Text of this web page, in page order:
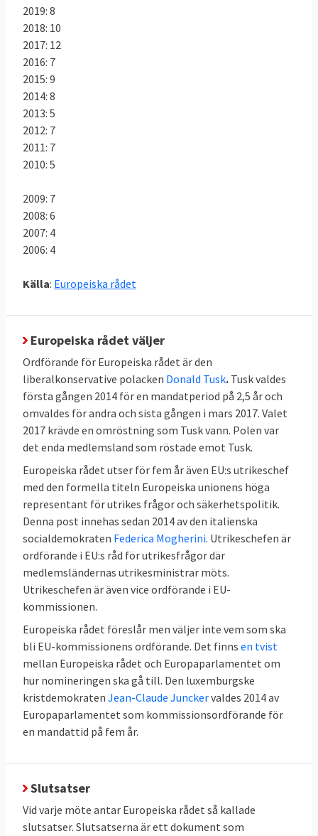
2019: 8
2018: 10
2017: 12
2016: 7
2015: 9
2014: 8
2013: 5
2012: 7
2011: 7
2010: 5
2009: 7
2008: 6
2007: 4
2006: 4
Källa: Europeiska rådet
Europeiska rådet väljer
Ordförande för Europeiska rådet är den
liberalkonservative polacken Donald Tusk. Tusk valdes
första gången 2014 för en mandatperiod på 2,5 år och
omvaldes för andra och sista gången i mars 2017. Valet
2017 krävde en omröstning som Tusk vann. Polen var
det enda medlemsland som röstade emot Tusk.
Europeiska rådet utser för fem år även EU:s utrikeschef
med den formella titeln Europeiska unionens höga
representant för utrikes frågor och säkerhetspolitik.
Denna post innehas sedan 2014 av den italienska
socialdemokraten Federica Mogherini. Utrikeschefen är
ordförande i EU:s råd för utrikesfrågor där
medlemsländernas utrikesministrar möts.
Utrikeschefen är även vice ordförande i EU-
kommissionen.
Europeiska rådet föreslår men väljer inte vem som ska
bli EU-kommissionens ordförande. Det finns en tvist
mellan Europeiska rådet och Europaparlamentet om
hur nomineringen ska gå till. Den luxemburgske
kristdemokraten Jean-Claude Junckervaldes 2014 av
Europaparlamentet som kommissionsordförande för
en mandattid på fem år.
Slutsatser
Vid varje möte antar Europeiska rådet så kallade
slutsatser. Slutsatserna är ett dokument som